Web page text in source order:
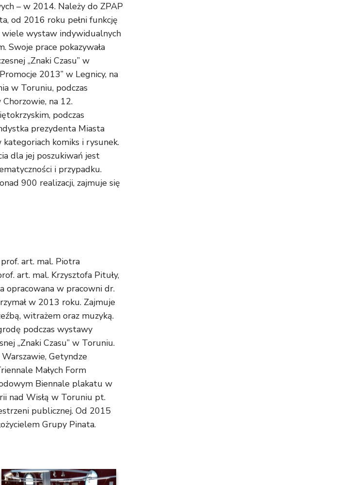
– w 2014. Należy do ZPAP
od 2016 roku pełni funkcję
wiele wystaw indywidualnych
Swoje prace pokazywała
„Znaki Czasu” w
2013” w Legnicy, na
w Toruniu, podczas
na 12.
podczas
prezydenta Miasta
komiks i rysunek.
dla jej poszukiwań jest
i przypadku.
900 realizacji, zajmuje się
art. mal. Piotra
art. mal. Krzysztofa Pituły,
opracowana w pracowni dr.
w 2013 roku. Zajmuje
witrażem oraz muzyką.
podczas wystawy
„Znaki Czasu” w Toruniu.
Getyndze
Małych Form
Biennale plakatu w
nad Wisłą w Toruniu pt.
publicznej. Od 2015
Grupy Pinata.